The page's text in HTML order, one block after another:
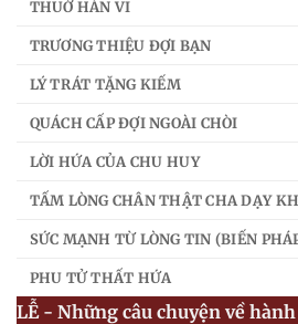
THUỞ HÀN VI
TRƯƠNG THIỆU ĐỢI BẠN
LÝ TRÁT TẶNG KIẾM
QUÁCH CẤP ĐỢI NGOÀI CHÒI
LỜI HỨA CỦA CHU HUY
TẤM LÒNG CHÂN THẬT CHA DẠY
SỨC MẠNH TỪ LÒNG TIN (BIẾN
PHU TỬ THẤT HỨA
LỄ - Những câu chuyện về